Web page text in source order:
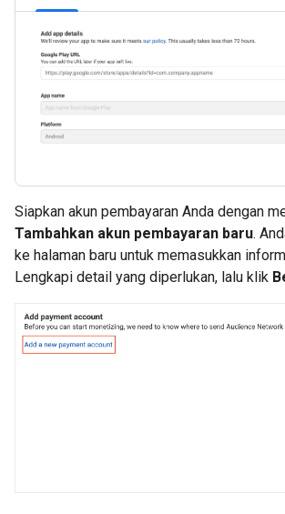
Siapkan akun pembayaran Anda dengan
Tambahkan akun pembayaran baru.
ke halaman baru untuk memasukkan
Lengkapi detail yang diperlukan, lalu klik